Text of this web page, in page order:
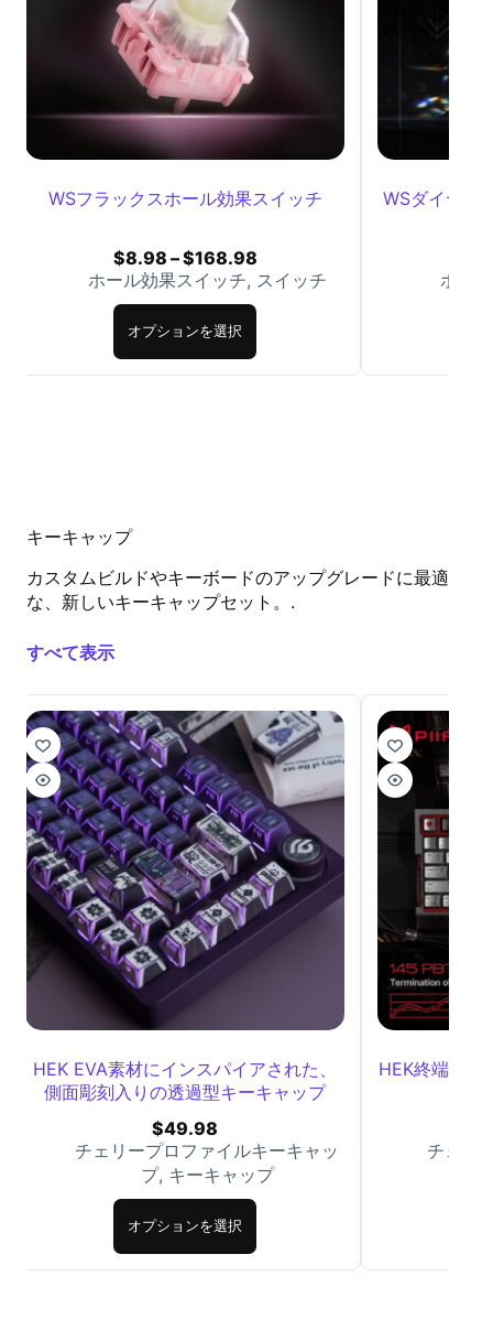
WSフラックスホール効果スイッチ
$8.98 –$168.98
ホール効果スイッチ, スイッチ
オプションを選択
WSダイヤモ
ホー
キーキャップ
カスタムビルドやキーボードのアップグレードに最適
な、新しいキーキャップセット。.
すべて表示
HEK EVA素材にインスパイアされた、
側面彫刻入りの透過型キーキャップ
$49.98
チェリープロファイルキーキャッ
プ, キーキャップ
オプションを選択
HEK終端動作
チェリ